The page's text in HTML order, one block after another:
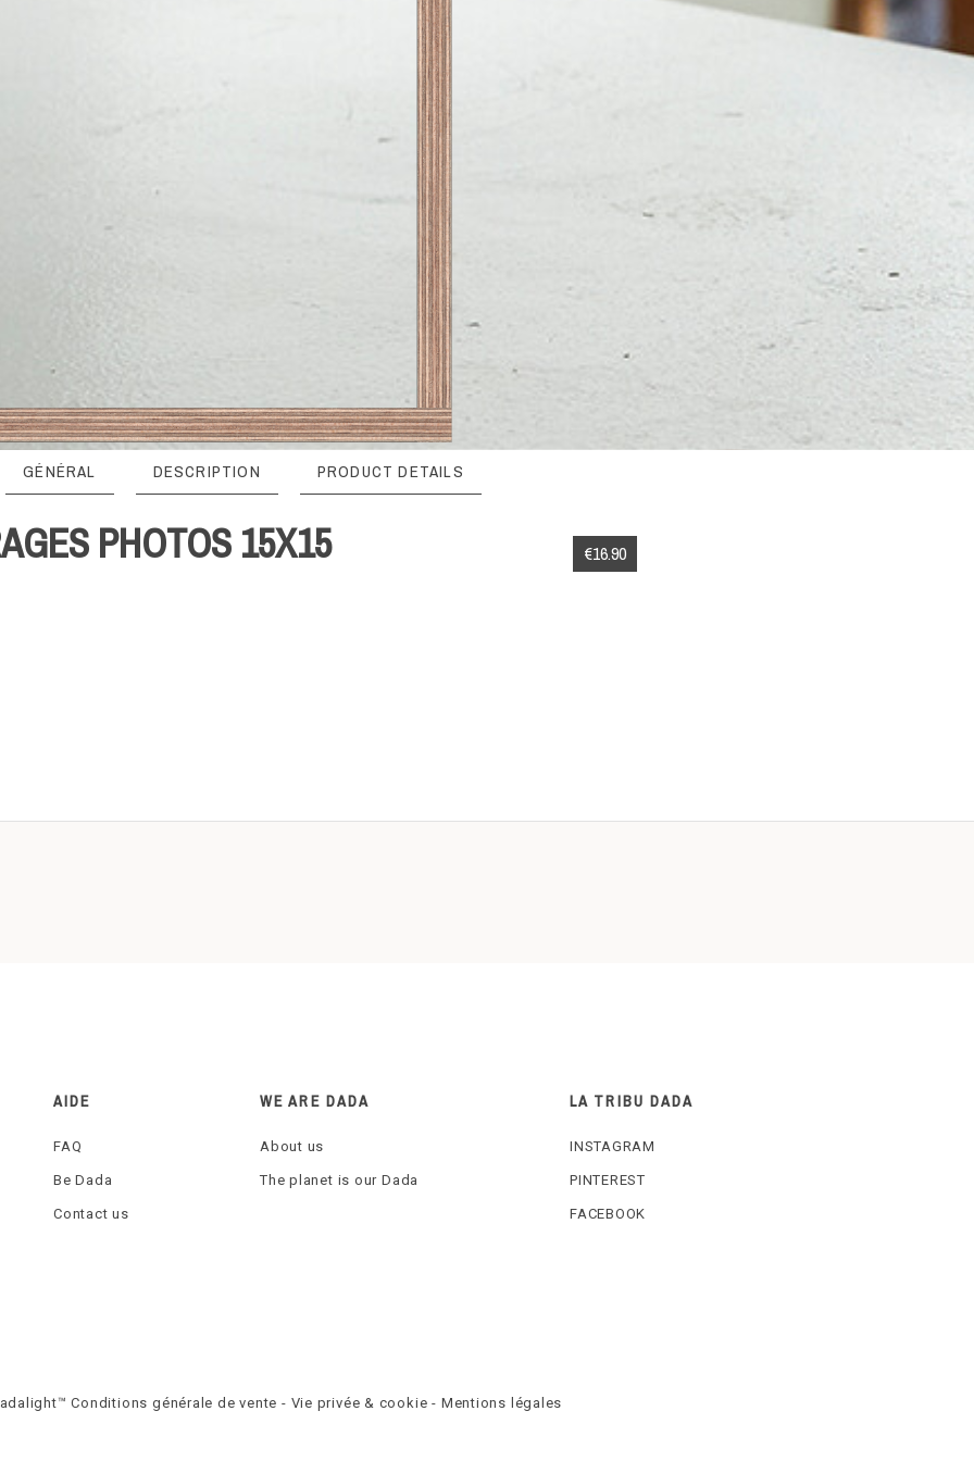
GÉNÉRAL DESCRIPTION PRODUCT DETAILS
PHOTOS 15X15 €16.90
de 120 leds, d'un variateur tactile et d'un tirage (plaque de verre synthétique imprimée). Ce tirage s'insère dans la
tiragephoto15x15
AIDE
FAQ
Be Dada
Contact us
WE ARE DADA
About us
The planet is our Dada
LA TRIBU DADA
INSTAGRAM
PINTEREST
FACEBOOK
Conditions générale de vente - Vie privée & cookie - Mentions légales